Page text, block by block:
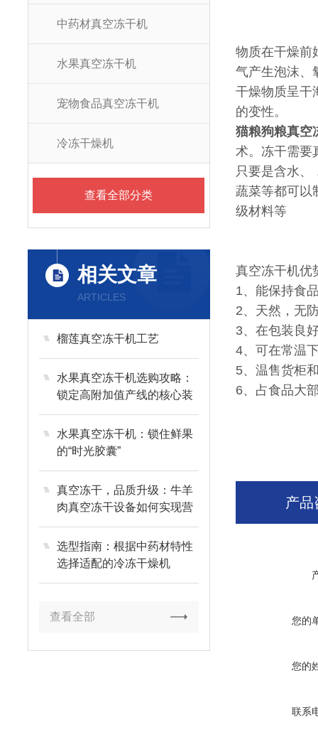
中药材真空冻干机
水果真空冻干机
宠物食品真空冻干机
冷冻干燥机
查看全部分类
相关文章
ARTICLES
榴莲真空冻干机工艺
水果真空冻干机选购攻略：
锁定高附加值产线的核心装
备
水果真空冻干机：锁住鲜果
的“时光胶囊”
真空冻干，品质升级：牛羊
肉真空冻干设备如何实现营
养与风味的长效留存？
选型指南：根据中药材特性
选择适配的冷冻干燥机
查看全部
物质在干燥前
气产生泡沫、
干燥物质呈干
的变性。
猫粮狗粮真空
术。冻干需要
只要是含水、
蔬菜等都可以
级材料等
真空冻干机优
1、能保持食
2、天然，无
3、在包装良
4、可在常温
5、温售货柜
6、占食品大
产品
您的
您的
联系